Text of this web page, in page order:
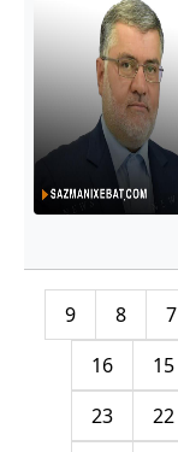
7
8
9
15
16
22
23